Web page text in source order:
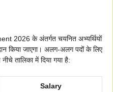
2026 के अंतर्गत चयनित अभ्यर्थियों
किया जाएगा। अलग-अलग पदों के लिए
तालिका में दिया गया है:
Salary